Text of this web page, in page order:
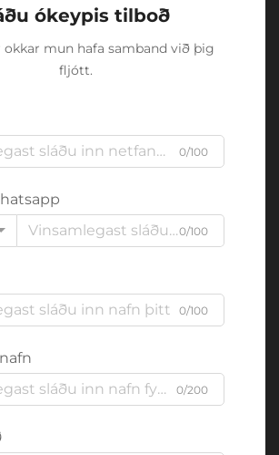
ókeypis tilboð
mun hafa samband við þig
fljótt.
0/100
0/100
0/100
0/200